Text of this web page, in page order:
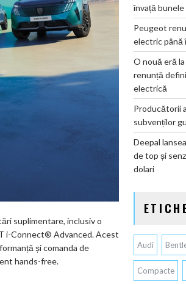
suplimentare, inclusiv o
i-Connect® Advanced. Acest
și comanda de
hands-free.
învață
Peugeot
electric până
O nouă eră
renunță
electrică
Producătorii
subvenților
Deepal
de top și
dolari
Audi
Compacte